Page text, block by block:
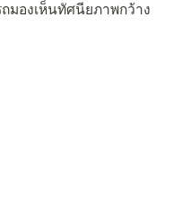
มองเห็นทัศนียภาพกว้าง